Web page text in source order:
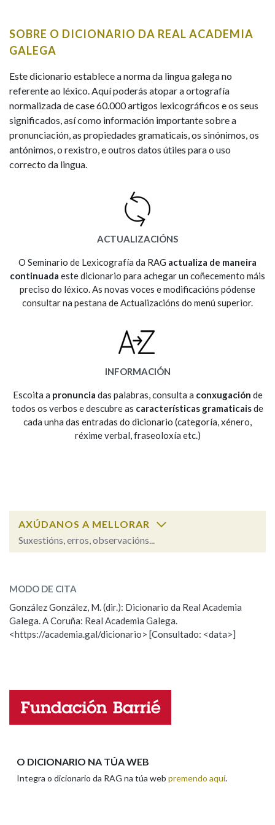
CASA-MUSEO EMILIA PARDO
HISTORIA
PRIMAVERA DAS LETRAS
PORTAL DAS PALABRAS
Comeza por
Remata por
Contén
Nos exemplos
Na fraseoloxía
Marcas gramaticais
SOBRE O DICIONARIO DA REAL ACADEMIA
GALEGA
Este dicionario establece a norma da lingua galega no
referente ao léxico. Aquí poderás atopar a ortografía
normalizada de case 60.000 artigos lexicográficos e os seus
significados, así como información importante sobre a
pronunciación, as propiedades gramaticais, os sinónimos, os
antónimos, o rexistro, e outros datos útiles para o uso
correcto da lingua.
ACTUALIZACIÓNS
O Seminario de Lexicografía da RAG actualiza de maneira
continuada este dicionario para achegar un coñecemento máis
preciso do léxico. As novas voces e modificacións pódense
consultar na pestana de Actualizacións do menú superior.
INFORMACIÓN
Escoita a pronuncia das palabras, consulta a conxugación de
todos os verbos e descubre as características gramaticaisde
cada unha das entradas do dicionario (categoría, xénero,
réxime verbal, fraseoloxía etc.)
AXÚDANOS A MELLORAR
Suxestións, erros, observacións...
Observación
Nome
Comentario
MODO DE CITA
González González, M. (dir.): Dicionario da Real Academia
Galega. A Coruña: Real Academia Galega.
<https://academia.gal/dicionario> [Consultado: <data>]
O DICIONARIO NA TÚA WEB
Integra o dicionario da RAG na túa web premendo aquí.